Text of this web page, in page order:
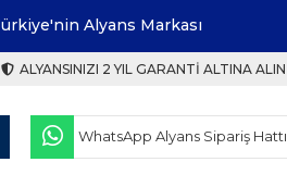
Alyans Markası
ALYANSINIZI 2 YIL GARANTI ALTINA ALIN
WhatsApp Alyans Sipariş Hattı